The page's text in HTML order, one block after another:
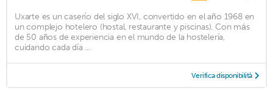
Uxarte es un caserío del siglo XVI, convertido en el año 1968 en
un complejo hotelero (hostal, restaurante y piscinas). Con más
de 50 años de experiencia en el mundo de la hostelería,
cuidando cada día ...
Verifica disponibilità